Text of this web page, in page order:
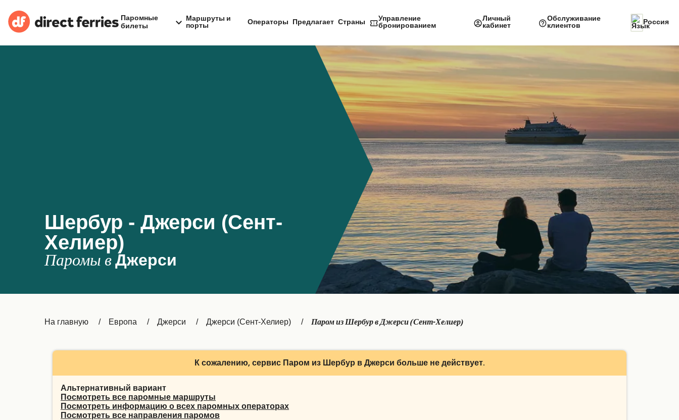
Паромные
билеты
Маршруты и
порты
Операторы Предлагает Страны
Управление
бронированием
Личный
кабинет
Обслуживание
клиентов
Россия
Шербур - Джерси (Сент-
Хелиер)
Паромы в Джерси
На главную Европа Джерси Джерси (Сент-Хелиер) Паром из Шербур в Джерси (Сент-Хелиер)
К сожалению, сервис Паром из Шербур в Джерси больше не действует.
Альтернативный вариант
Посмотреть все паромные маршруты
Посмотреть информацию о всех паромных операторах
Посмотреть все направления паромов